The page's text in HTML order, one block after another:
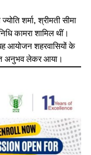
शर्मा, श्रीमती सीमा
कामरा शामिल थीं।
आयोजन शहरवासियों के
अनुभव लेकर आया।